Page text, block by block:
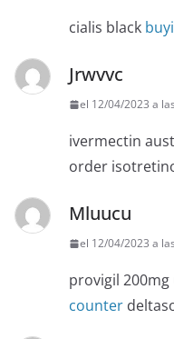
cialis black
Jrwvvc
el 12/04/2023 a
ivermectin
order
Mluucu
el 12/04/2023 a
provigil 200mg
counter